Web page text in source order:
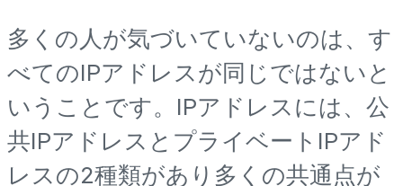
多くの人が気づいていないのは、す
べてのIPアドレスが同じではないと
いうことです。IPアドレスには、公
共IPアドレスとプライベートIPアド
レスの2種類があり多くの共通点が